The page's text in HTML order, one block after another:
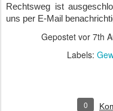
Rechtsweg ist
uns per E-Mail
Gepostet vor 7th
Labels:
0